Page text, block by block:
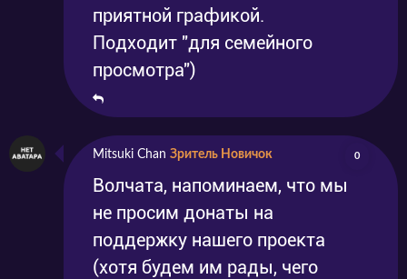
приятной графикой.
Подходит "для семейного
просмотра")
Mitsuki Chan Зритель Новичок 0
Волчата, напоминаем, что мы
не просим донаты на
поддержку нашего проекта
(хотя будем им рады, чего